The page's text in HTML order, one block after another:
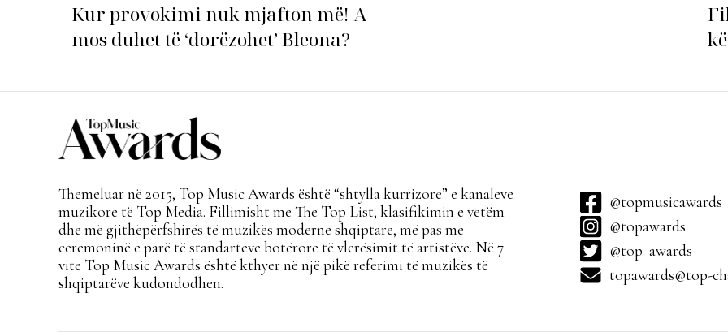
Kur provokimi nuk mjafton më! A
mos duhet të ‘dorëzohet’ Bleona?
Themeluar në 2015, Top Music Awards është “shtylla kurrizore” e kanaleve
muzikore të Top Media. Fillimisht me The Top List, klasifikimin e vetëm
dhe më gjithëpërfshirës të muzikës moderne shqiptare, më pas me
ceremoninë e parë të standarteve botërore të vlerësimit të artistëve. Në 7
vite Top Music Awards është kthyer në një pikë referimi të muzikës të
shqiptarëve kudondodhen.
@topmusicawards
@topawards
@top_awards
topawards@top-